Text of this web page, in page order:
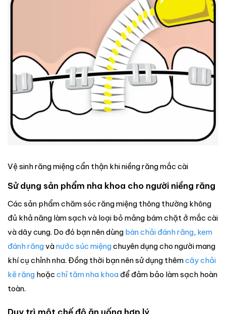
Vệ sinh răng miệng cẩn thận khi niềng răng mắc cài
Sử dụng sản phẩm nha khoa cho người niềng răng
Các sản phẩm chăm sóc răng miệng thông thường không
đủ khả năng làm sạch và loại bỏ mảng bám chặt ở mắc cài
và dây cung. Do đó bạn nên dùng bàn chải đánh răng, kem
đánh răngvànước súc miệngchuyên dụng cho người mang
khí cụ chỉnh nha. Đồng thời bạn nên sử dụng thêmcây chải
kẽ răng hoặc chỉ tăm nha khoa để đảm bảo làm sạch hoàn
toàn.
Duy trì một chế độ ăn uống hợp lý